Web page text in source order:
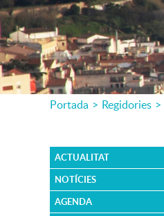
Portada > Regidories >
ACTUALITAT
NOTÍCIES
AGENDA